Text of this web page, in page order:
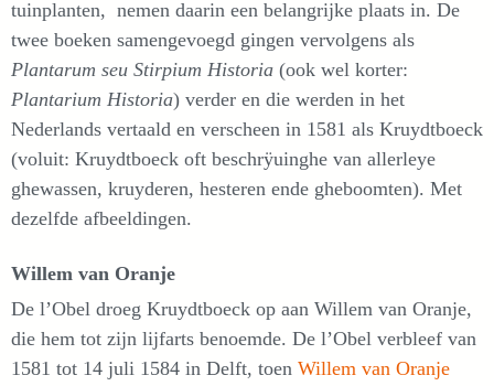
tuinplanten, nemen daarin een belangrijke plaats in. De
twee boeken samengevoegd gingen vervolgens als
Plantarum seu Stirpium Historia (ook wel korter:
Plantarium Historia) verder en die werden in het
Nederlands vertaald en verscheen in 1581 als Kruydtboeck
(voluit: Kruydtboeck oft beschrÿuinghe van allerleye
ghewassen, kruyderen, hesteren ende gheboomten). Met
dezelfde afbeeldingen.
Willem van Oranje
De l’Obel droeg Kruydtboeck op aan Willem van Oranje,
die hem tot zijn lijfarts benoemde. De l’Obel verbleef van
1581 tot 14 juli 1584 in Delft, toen Willem van Oranje